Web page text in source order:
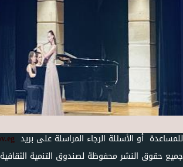
للمساعدة أو الأسئلة الرجاء المراسلة على بريد
جميع حقوق النشر محفوظة لصندوق التنمية الثقافية